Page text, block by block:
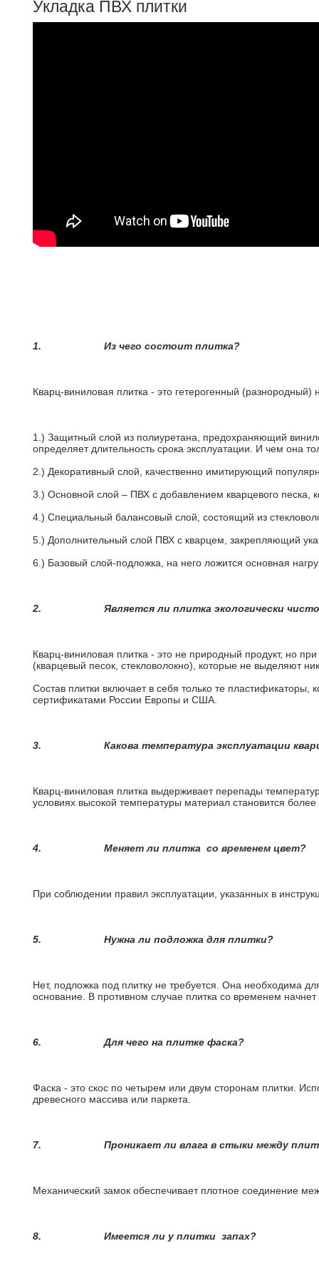
Укладка ПВХ плитки
1. Из чего состоит плитка?
Кварц-виниловая плитка - это гетерогенный
1.) Защитный слой из полиуретана, предохраняющий
определяет длительность срока эксплуатации. И чем она
2.) Декоративный слой, качественно имитирующий
3.) Основной слой – ПВХ с добавлением кварцевого песка,
4.) Специальный балансовый слой, состоящий из
5.) Дополнительный слой ПВХ с кварцем, закрепляющий
6.) Базовый слой-подложка, на него ложится основная
2. Является ли плитка экологически
Кварц-виниловая плитка - это не природный продукт, но
(кварцевый песок, стекловолокно), которые не выделяют
Состав плитки включает в себя только те
сертификатами России Европы и США.
3. Какова температура эксплуатации
Кварц-виниловая плитка выдерживает перепады
условиях высокой температуры материал становится
4. Меняет ли плитка со временем цвет?
При соблюдении правил эксплуатации, указанных в
5. Нужна ли подложка для плитки?
Нет, подложка под плитку не требуется. Она необходима
основание. В противном случае плитка со временем
6.Для чего на плитке фаска?
Фаска - это скос по четырем или двум сторонам плитки.
древесного массива или паркета.
7. Проникает ли влага в стыки между
Механический замок обеспечивает плотное соединение
8. Имеется ли у плитки запах?